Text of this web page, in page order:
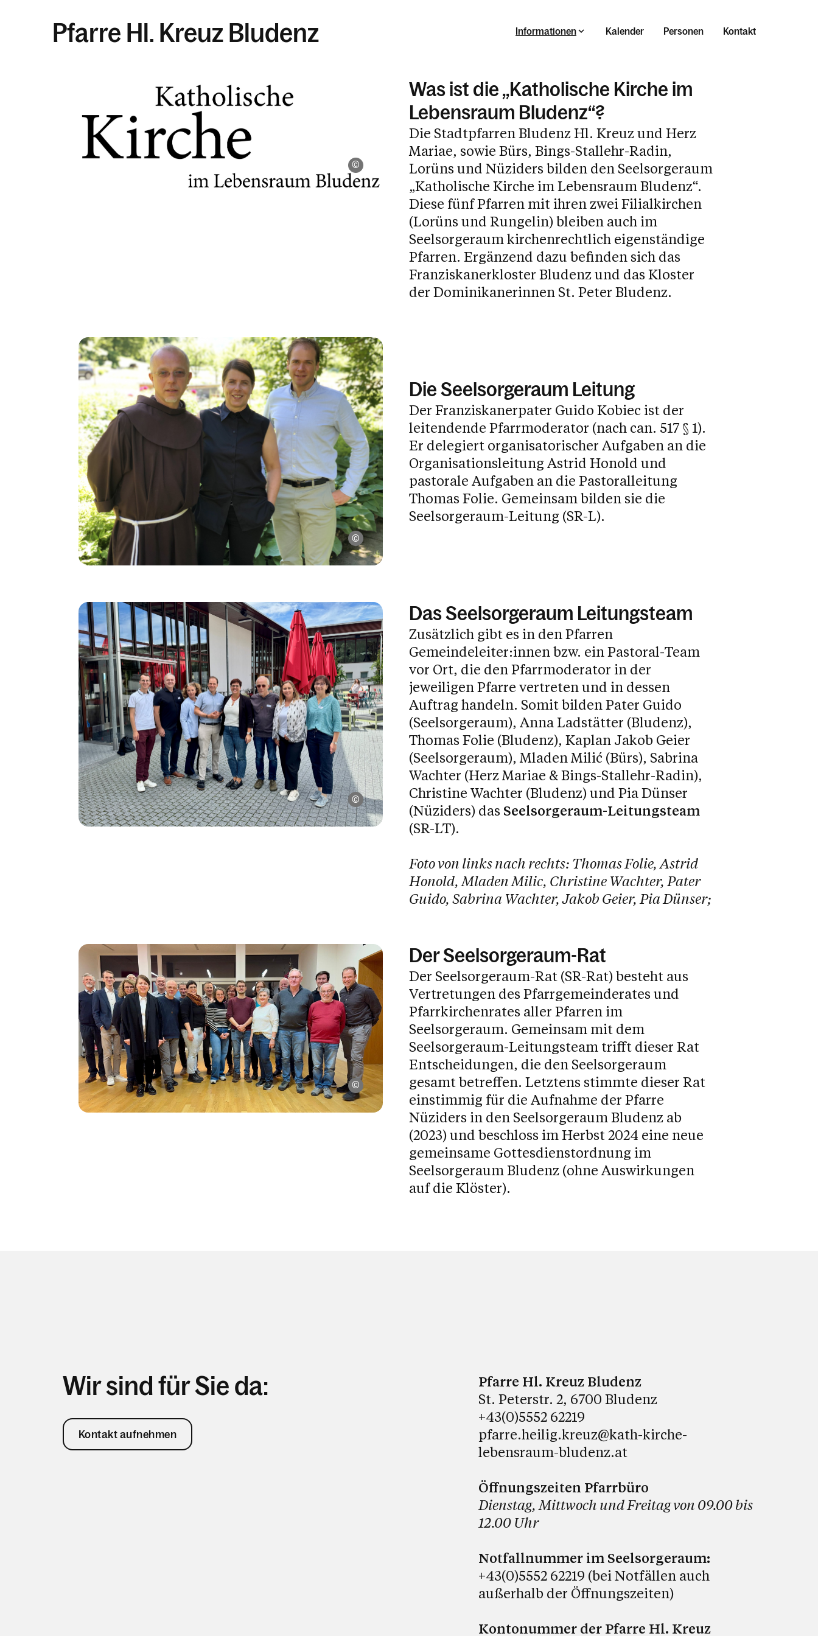
Pfarre Hl. Kreuz Bludenz Informationen Kalender Personen Kontakt
Diözese Feldkirch / Katholische Kirche im Lebensraum Bludenz
Was ist die „Katholische Kirche im
Lebensraum Bludenz“?
Die Stadtpfarren Bludenz Hl. Kreuz und Herz
Mariae, sowie Bürs, Bings-Stallehr-Radin,
Lorüns und Nüziders bilden den Seelsorgeraum
„Katholische Kirche im Lebensraum Bludenz“.
Diese fünf Pfarren mit ihren zwei Filialkirchen
(Lorüns und Rungelin) bleiben auch im
Seelsorgeraum kirchenrechtlich eigenständige
Pfarren. Ergänzend dazu befinden sich das
Franziskanerkloster Bludenz und das Kloster
der Dominikanerinnen St. Peter Bludenz.
Thomas Folie
Die Seelsorgeraum Leitung
Der Franziskanerpater Guido Kobiec ist der
leitendende Pfarrmoderator (nach can. 517 § 1).
Er delegiert organisatorischer Aufgaben an die
Organisationsleitung Astrid Honold und
pastorale Aufgaben an die Pastoralleitung
Thomas Folie. Gemeinsam bilden sie die
Seelsorgeraum-Leitung (SR-L).
Thomas Folie / Foto von links nach rechts: jakob Geier, Mladen Milic, Christine Wachter, Thomas Folie, Sabrina Wachter, Pater
Das Seelsorgeraum Leitungsteam
Zusätzlich gibt es in den Pfarren
Gemeindeleiter:innen bzw. ein Pastoral-Team
vor Ort, die den Pfarrmoderator in der
jeweiligen Pfarre vertreten und in dessen
Auftrag handeln. Somit bilden Pater Guido
(Seelsorgeraum), Anna Ladstätter (Bludenz),
Thomas Folie (Bludenz), Kaplan Jakob Geier
(Seelsorgeraum), Mladen Milić (Bürs), Sabrina
Wachter (Herz Mariae & Bings-Stallehr-Radin),
Christine Wachter (Bludenz) und Pia Dünser
(Nüziders) das Seelsorgeraum-Leitungsteam
(SR-LT).
Foto von links nach rechts: Thomas Folie, Astrid
Honold, Mladen Milic, Christine Wachter, Pater
Guido, Sabrina Wachter, Jakob Geier, Pia Dünser;
Thomas Folie
Der Seelsorgeraum-Rat
Der Seelsorgeraum-Rat (SR-Rat) besteht aus
Vertretungen des Pfarrgemeinderates und
Pfarrkirchenrates aller Pfarren im
Seelsorgeraum. Gemeinsam mit dem
Seelsorgeraum-Leitungsteam trifft dieser Rat
Entscheidungen, die den Seelsorgeraum
gesamt betreffen. Letztens stimmte dieser Rat
einstimmig für die Aufnahme der Pfarre
Nüziders in den Seelsorgeraum Bludenz ab
(2023) und beschloss im Herbst 2024 eine neue
gemeinsame Gottesdienstordnung im
Seelsorgeraum Bludenz (ohne Auswirkungen
auf die Klöster).
Wir sind für Sie da:
Kontakt aufnehmen
Pfarre Hl. Kreuz Bludenz
St. Peterstr. 2, 6700 Bludenz
+43(0)5552 62219
pfarre.heilig.kreuz@kath-kirche-
lebensraum-bludenz.at
Öffnungszeiten Pfarrbüro
Dienstag, Mittwoch und Freitag von 09.00 bis
12.00 Uhr
Notfallnummer im Seelsorgeraum:
+43(0)5552 62219 (bei Notfällen auch
außerhalb der Öffnungszeiten)
Kontonummer der Pfarre Hl. Kreuz